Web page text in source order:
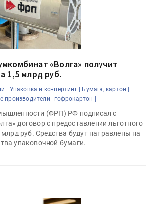
«Волга» получит
1,5 млрд руб.
| Упаковка и конвертинг | Бумага, картон |
производители | гофрокартон |
(ФРП) РФ подписал с
договор о предоставлении льготного
руб. Средства будут направлены на
упаковочной бумаги.